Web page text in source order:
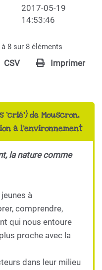
2017-05-19
14:53:46
8 sur 8 éléments
CSV Imprimer
'crié') de Mouscron,
à l'environnement
la nature comme
à
comprendre,
qui nous entoure
proche avec la
dans leur milieu